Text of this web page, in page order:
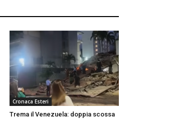
Cronaca Esteri
Trema il Venezuela: doppia scossa